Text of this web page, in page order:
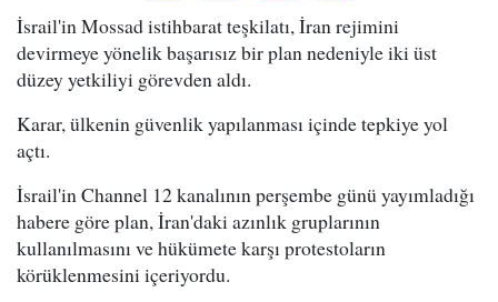
İsrail'in Mossad istihbarat teşkilatı, İran rejimini
devirmeye yönelik başarısız bir plan nedeniyle iki üst
düzey yetkiliyi görevden aldı.
Karar, ülkenin güvenlik yapılanması içinde tepkiye yol
açtı.
İsrail'in Channel 12 kanalının perşembe günü yayımladığı
habere göre plan, İran'daki azınlık gruplarının
kullanılmasını ve hükümete karşı protestoların
körüklenmesini içeriyordu.